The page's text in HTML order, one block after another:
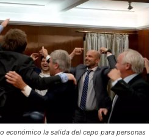
económico la salida del cepo para personas